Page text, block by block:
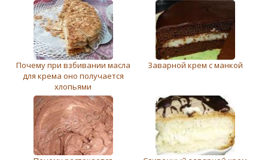
Почему при взбивании масла
для крема оно получается
хлопьями
Заварной крем с манкой